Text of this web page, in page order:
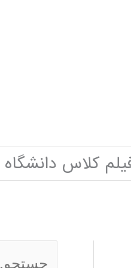
کلاس